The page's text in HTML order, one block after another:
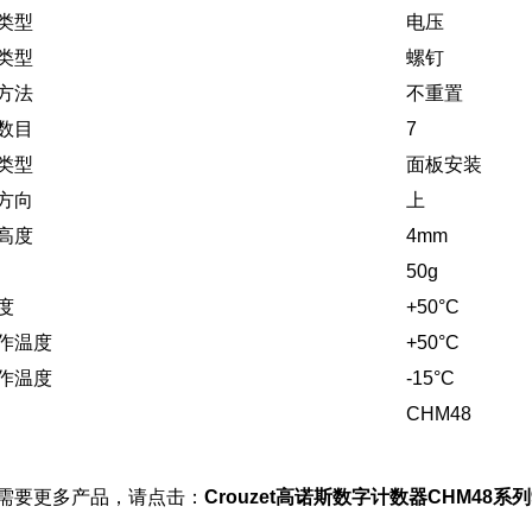
型
电压
型
螺钉
法
不重置
目
7
型
面板安装
向
上
度
4mm
50g
+50°C
温度
+50°C
温度
-15°C
CHM48
要更多产品，请点击： Crouzet高诺斯数字计数器CHM48系